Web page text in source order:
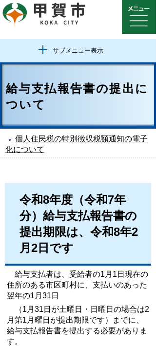
サブメニュー表示
給与支払報告書の提出に
ついて
個人住民税の特別徴収税額通知の電子
化について
令和8年度（令和7年
分）給与支払報告書の
提出期限は、令和8年2
月2日です
給与支払者は、受給者の1月1日現在の
住所のある市区町村に、支払いのあった
翌年の1月31日
（1月31日が土曜日・日曜日の場合は2
月第1月曜日が提出期限です）までに、
給与支払報告書を提出する必要がありま
す。